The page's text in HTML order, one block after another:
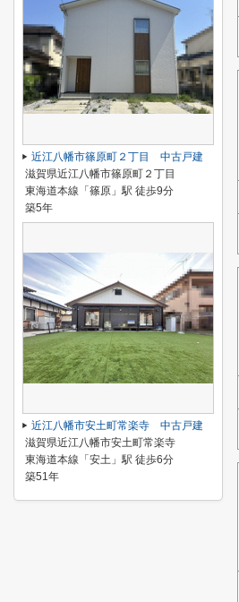
近江八幡市篠原町２丁目 中古戸建
滋賀県近江八幡市篠原町２丁目
東海道本線「篠原」駅 徒歩9分
築5年
近江八幡市安土町常楽寺 中古戸建
滋賀県近江八幡市安土町常楽寺
東海道本線「安土」駅 徒歩6分
築51年